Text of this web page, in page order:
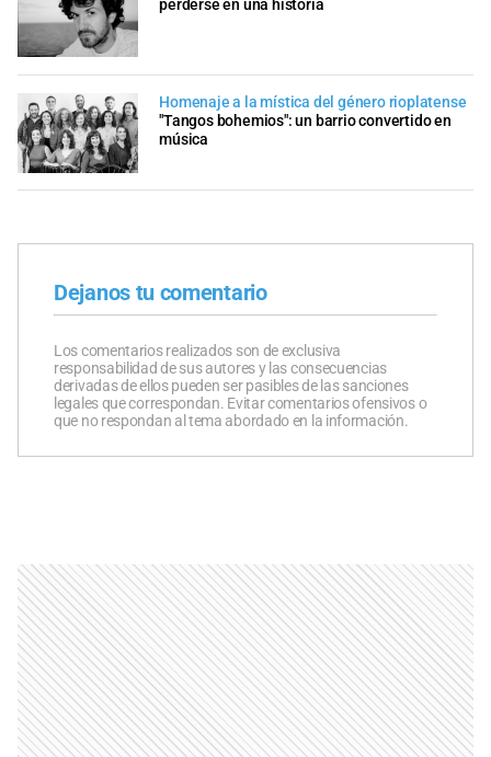
perderse en una historia
Homenaje a la mística del género rioplatense
"Tangos bohemios": un barrio convertido en
música
Dejanos tu comentario
Los comentarios realizados son de exclusiva
responsabilidad de sus autores y las consecuencias
derivadas de ellos pueden ser pasibles de las sanciones
legales que correspondan. Evitar comentarios ofensivos o
que no respondan al tema abordado en la información.